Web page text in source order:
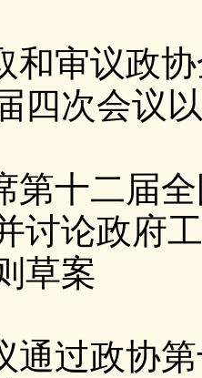
和审议政
四次会议
第十二届
讨论政府
草案
通过政协